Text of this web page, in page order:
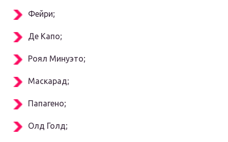
Фейри;
Де Капо;
Роял Минуэто;
Маскарад;
Папагено;
Олд Голд;